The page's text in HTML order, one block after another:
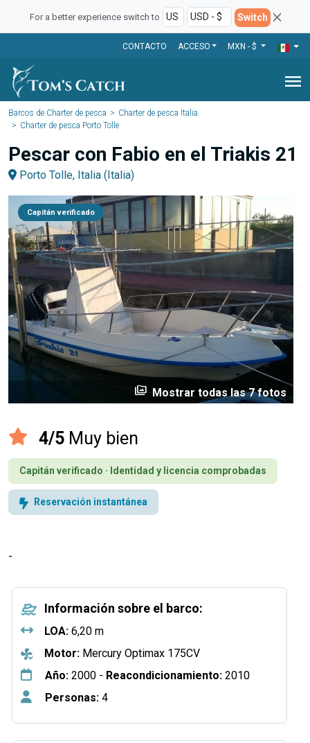
For a better experience switch to Switch
CONTACTO ACCESO MXN - $
menu
Barcos de Charter de pesca
Charter de pesca Italia
Charter de pesca Porto Tolle
Pescar con Fabio en el Triakis 21
Porto Tolle, Italia (Italia)
Capitán verificado
perm_media Mostrar todas las 7 fotos
4/5 Muy bien
Capitán verificado · Identidad y licencia comprobadas
Reservación instantánea
-
Información sobre el barco:
LOA: 6,20 m
Motor: Mercury Optimax 175CV
Año: 2000 - Reacondicionamiento: 2010
Personas: 4